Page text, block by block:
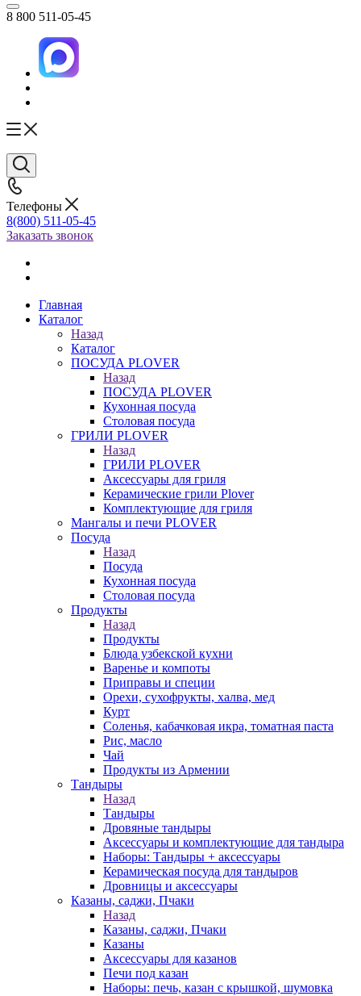
8 800 511-05-45
Телефоны
8(800) 511-05-45
Заказать звонок
Главная
Каталог
Назад
Каталог
ПОСУДА PLOVER
Назад
ПОСУДА PLOVER
Кухонная посуда
Столовая посуда
ГРИЛИ PLOVER
Назад
ГРИЛИ PLOVER
Аксессуары для гриля
Керамические грили Plover
Комплектующие для гриля
Мангалы и печи PLOVER
Посуда
Назад
Посуда
Кухонная посуда
Столовая посуда
Продукты
Назад
Продукты
Блюда узбекской кухни
Варенье и компоты
Приправы и специи
Орехи, сухофрукты, халва, мед
Курт
Соленья, кабачковая икра, томатная паста
Рис, масло
Чай
Продукты из Армении
Тандыры
Назад
Тандыры
Дровяные тандыры
Аксессуары и комплектующие для тандыра
Наборы: Тандыры + аксессуары
Керамическая посуда для тандыров
Дровницы и аксессуары
Казаны, саджи, Пчаки
Назад
Казаны, саджи, Пчаки
Казаны
Аксессуары для казанов
Печи под казан
Наборы: печь, казан с крышкой, шумовка